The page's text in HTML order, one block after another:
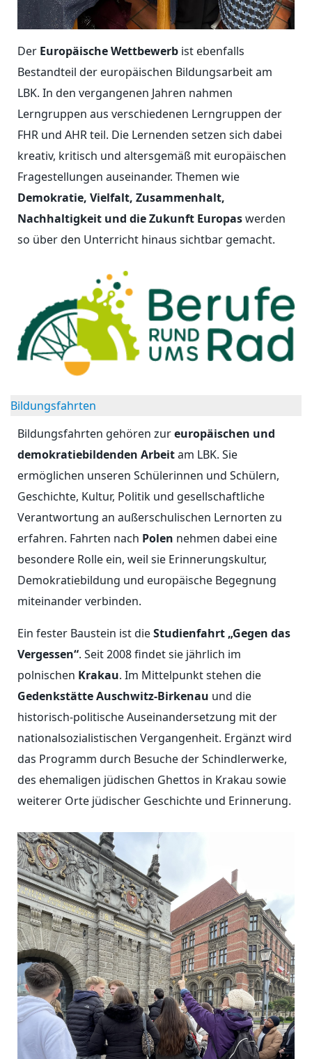
Der Europäische Wettbewerb ist ebenfalls
Bestandteil der europäischen Bildungsarbeit am
LBK. In den vergangenen Jahren nahmen
Lerngruppen aus verschiedenen Lerngruppen der
FHR und AHR teil. Die Lernenden setzen sich dabei
kreativ, kritisch und altersgemäß mit europäischen
Fragestellungen auseinander. Themen wie
Demokratie, Vielfalt, Zusammenhalt,
Nachhaltigkeit und die Zukunft Europaswerden
so über den Unterricht hinaus sichtbar gemacht.
Bildungsfahrten
Bildungsfahrten gehören zureuropäischen und
demokratiebildenden Arbeitam LBK. Sie
ermöglichen unseren Schülerinnen und Schülern,
Geschichte, Kultur, Politik und gesellschaftliche
Verantwortung an außerschulischen Lernorten zu
erfahren. Fahrten nach Polen nehmen dabei eine
besondere Rolle ein, weil sie Erinnerungskultur,
Demokratiebildung und europäische Begegnung
miteinander verbinden.
Ein fester Baustein ist dieStudienfahrt „Gegen das
Vergessen“. Seit 2008 findet sie jährlich im
polnischen Krakau. Im Mittelpunkt stehen die
Gedenkstätte Auschwitz-Birkenau und die
historisch-politische Auseinandersetzung mit der
nationalsozialistischen Vergangenheit. Ergänzt wird
das Programm durch Besuche der Schindlerwerke,
des ehemaligen jüdischen Ghettos in Krakau sowie
weiterer Orte jüdischer Geschichte und Erinnerung.